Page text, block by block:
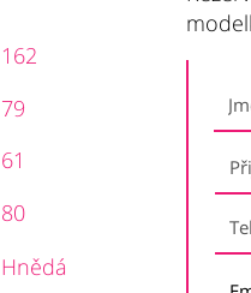
162
79
61
80
Hnědá